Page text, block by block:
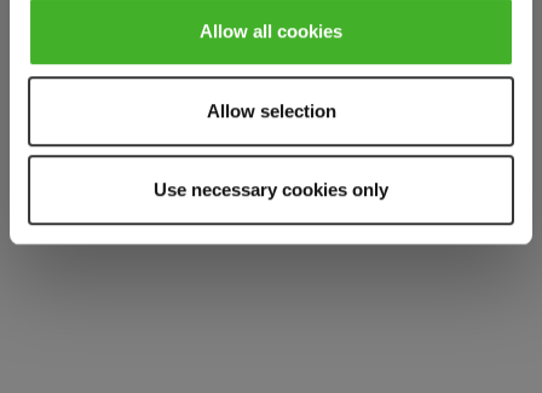
Allow all cookies
Allow selection
Use necessary cookies only
Avis clients
SQUARE